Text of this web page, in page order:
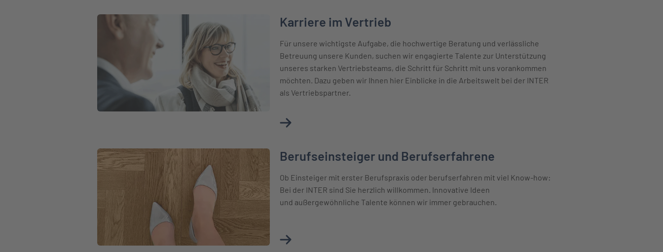
Weiter zu Karriere im Vertrieb Karriere im Vertrieb
Für unsere wichtigste Aufgabe, die hochwertige Beratung und verlässliche
Betreuung unsere Kunden, suchen wir engagierte Talente zur Unterstützung
unseres starken Vertriebsteams, die Schritt für Schritt mit uns vorankommen
möchten. Dazu geben wir Ihnen hier Einblicke in die Arbeitswelt bei der INTER
als Vertriebspartner.
Mehr über Karriere im Vertrieb erfahren
Weiter zu Berufseinsteiger und Berufserfahrene Berufseinsteiger und Berufserfahrene
Ob Einsteiger mit erster Berufspraxis oder berufserfahren mit viel Know-how:
Bei der INTER sind Sie herzlich willkommen. Innovative Ideen
und außergewöhnliche Talente können wir immer gebrauchen.
Mehr über Berufseinsteiger und Berufserfahrene erfahren